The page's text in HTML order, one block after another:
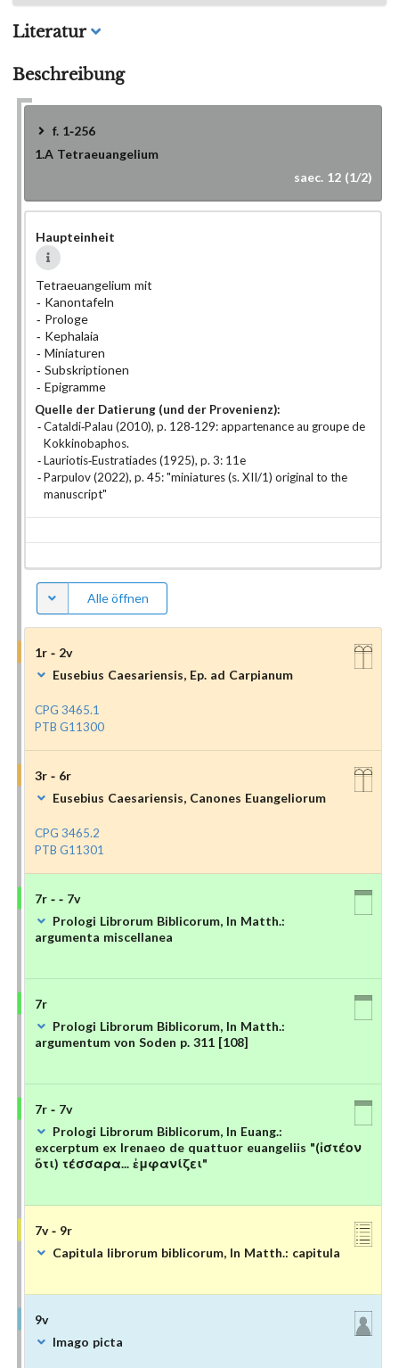
Literatur
Beschreibung
f. 1-256
1.A Tetraeuangelium
saec. 12 (1/2)
Haupteinheit
Tetraeuangelium mit
Kanontafeln
Prologe
Kephalaia
Miniaturen
Subskriptionen
Epigramme
Quelle der Datierung (und der Provenienz):
Cataldi-Palau (2010), p. 128-129: appartenance au groupe de
Kokkinobaphos.
Lauriotis-Eustratiades (1925), p. 3: 11e
Parpulov (2022), p. 45: "miniatures (s. XII/1) original to the
manuscript"
Alle öffnen
1r - 2v
Eusebius Caesariensis, Ep. ad Carpianum
CPG 3465.1
PTB G11300
3r - 6r
Eusebius Caesariensis, Canones Euangeliorum
CPG 3465.2
PTB G11301
7r - - 7v
Prologi Librorum Biblicorum, In Matth.:
argumenta miscellanea
7r
Prologi Librorum Biblicorum, In Matth.:
argumentum von Soden p. 311 [108]
7r - 7v
Prologi Librorum Biblicorum, In Euang.:
excerptum ex Irenaeo de quattuor euangeliis "(ἰστέον
ὅτι) τέσσαρα... ἐμφανίζει"
7v - 9r
Capitula librorum biblicorum, In Matth.: capitula
9v
Imago picta